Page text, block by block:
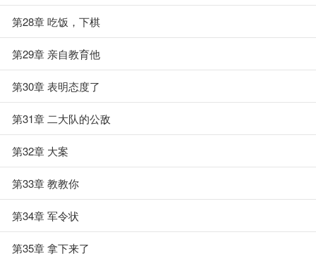
第28章 吃饭，下棋
第29章 亲自教育他
第30章 表明态度了
第31章 二大队的公敌
第32章 大案
第33章 教教你
第34章 军令状
第35章 拿下来了